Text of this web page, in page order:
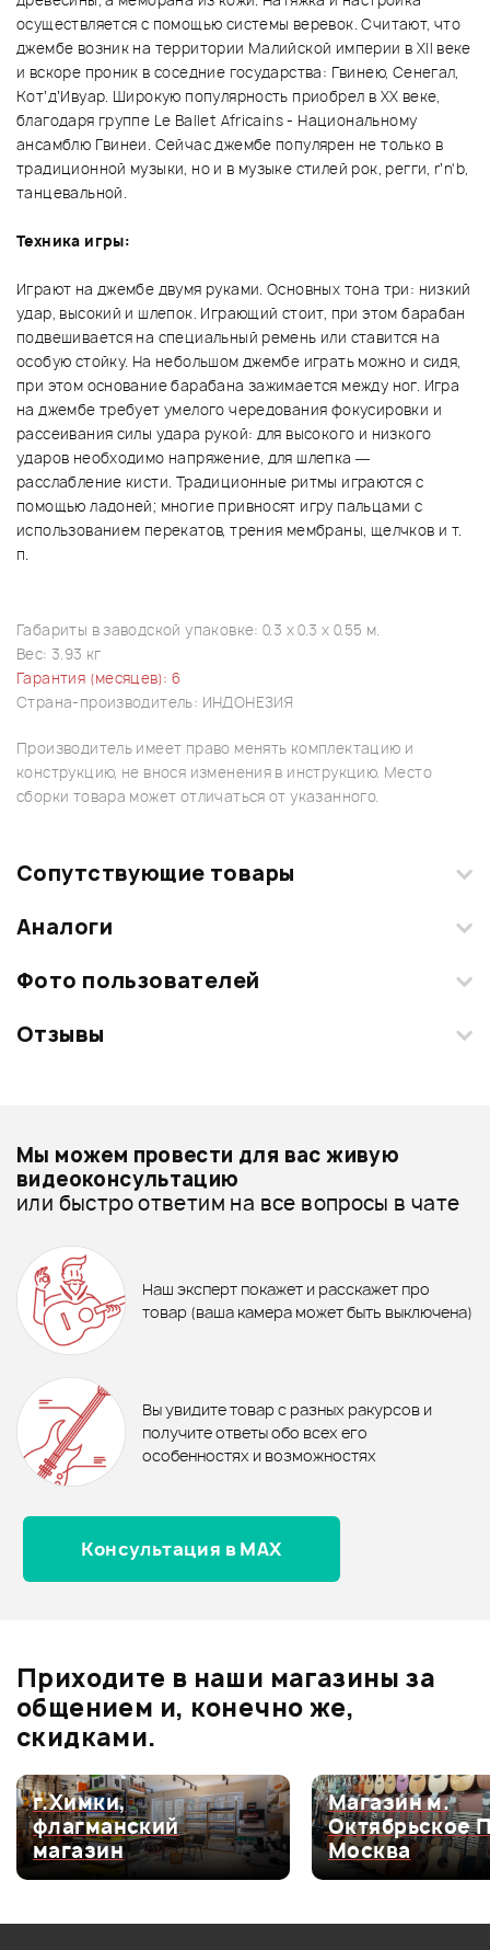
осуществляется с помощью системы веревок. Считают, что
джембе возник на территории Малийской империи в Xll веке
и вскоре проник в соседние государства: Гвинею, Сенегал,
Кот’д’Ивуар. Широкую популярность приобрел в XX веке,
благодаря группе Le Ballet Africains - Национальному
ансамблю Гвинеи. Сейчас джембе популярен не только в
традиционной музыки, но и в музыке стилей рок, регги, r’n'b,
танцевальной.
Техника игры:
Играют на джембе двумя руками. Основных тона три: низкий
удар, высокий и шлепок. Играющий стоит, при этом барабан
подвешивается на специальный ремень или ставится на
особую стойку. На небольшом джембе играть можно и сидя,
при этом основание барабана зажимается между ног. Игра
на джембе требует умелого чередования фокусировки и
рассеивания силы удара рукой: для высокого и низкого
ударов необходимо напряжение, для шлепка —
расслабление кисти. Традиционные ритмы играются с
помощью ладоней; многие привносят игру пальцами с
использованием перекатов, трения мембраны, щелчков и т.
п.
Габариты в заводской упаковке: 0.3 x 0.3 x 0.55 м.
Вес: 3.93 кг
Гарантия (месяцев): 6
Страна-производитель: ИНДОНЕЗИЯ
Производитель имеет право менять комплектацию и
конструкцию, не внося изменения в инструкцию. Место
сборки товара может отличаться от указанного.
Сопутствующие товары
8 990 ₽
Кахон STAGG CAJ-50M BK
В корзину
7%
Аналоги
10 610 ₽
Джембе-кахон YUKA DJCAJ12-
24
В корзину
12 510 ₽
Джембе YUKA DJWN010-20BK3
Фото пользователей
Загрузите свои фотографии купленного товара и получите
Отзывы
Отзывы
0.0
Оценка5
Оценка4
Оценка1
Джембе - дешевле
Джембе - дороже
Джембе - новинки
Мой отзыв о товаре
Ваша оценка:
Впечатления о товаре:
Мы можем провести для вас живую
видеоконсультацию
или быстро ответим на все вопросы в чате
Наш эксперт покажет и расскажет про
товар (ваша камера может быть выключена)
Вы увидите товар с разных ракурсов и
получите ответы обо всех его
особенностях и возможностях
Консультация в MAX
Приходите в наши магазины за
общением и, конечно же,
скидками.
г.Химки,
флагманский
магазин
Магазин м.
Октябрьское
Москва